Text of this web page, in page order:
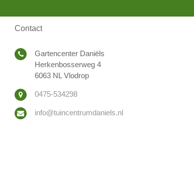
Contact
Gartencenter Daniëls
Herkenbosserweg 4
6063 NL Vlodrop
0475-534298
info@tuincentrumdaniels.nl